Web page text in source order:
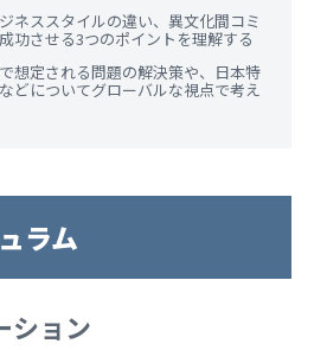
ネススタイルの違い、異文化間コミ
功させる3つのポイントを理解する
想定される問題の解決策や、日本特
どについてグローバルな視点で考え
ラム
ション